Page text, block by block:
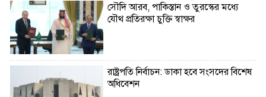
সৌদি আরব, পাকিস্তান ও তুরস্কের মধ্যে
যৌথ প্রতিরক্ষা চুক্তি স্বাক্ষর
রাষ্ট্রপতি নির্বাচন: ডাকা হবে সংসদের বিশেষ
অধিবেশন